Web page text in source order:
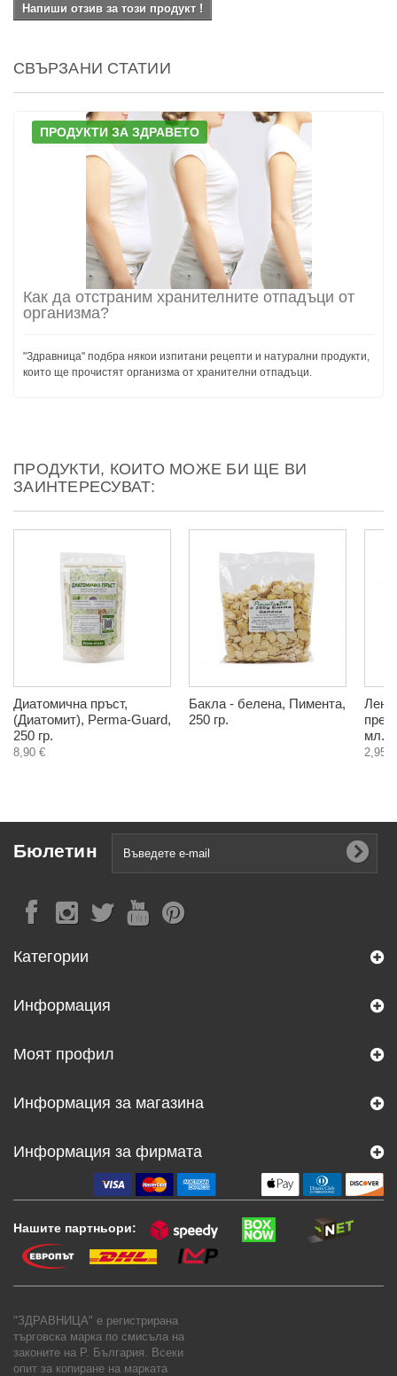
Напиши отзив за този продукт !
СВЪРЗАНИ СТАТИИ
ПРОДУКТИ ЗА ЗДРАВЕТО
Как да отстраним хранителните отпадъци от
организма?
"Здравница" подбра някои изпитани рецепти и натурални продукти,
които ще прочистят организма от хранителни отпадъци.
ПРОДУКТИ, КОИТО МОЖЕ БИ ЩЕ ВИ
ЗАИНТЕРЕСУВАТ:
Диатомична пръст,
(Диатомит), Perma-Guard,
250 гр.
8,90 €
Бакла - белена, Пимента,
250 гр.
мл.
2,95 €
Бюлетин
Категории
Информация
Моят профил
Информация за магазина
Информация за фирмата
Нашите партньори:
"ЗДРАВНИЦА" е регистрирана
търговска марка по смисъла на
законите на Р. България. Всеки
опит за копиране на марката